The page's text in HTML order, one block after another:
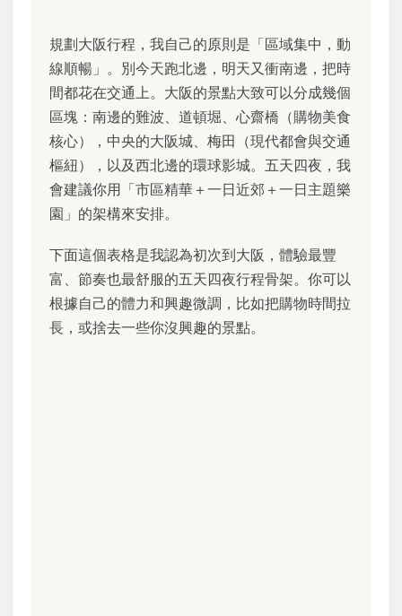
規劃大阪行程，我自己的原則是「區域集中，動
線順暢」。別今天跑北邊，明天又衝南邊，把時
間都花在交通上。大阪的景點大致可以分成幾個
區塊：南邊的難波、道頓堀、心齋橋（購物美食
核心），中央的大阪城、梅田（現代都會與交通
樞紐），以及西北邊的環球影城。五天四夜，我
會建議你用「市區精華＋一日近郊＋一日主題樂
園」的架構來安排。
下面這個表格是我認為初次到大阪，體驗最豐
富、節奏也最舒服的五天四夜行程骨架。你可以
根據自己的體力和興趣微調，比如把購物時間拉
長，或捨去一些你沒興趣的景點。